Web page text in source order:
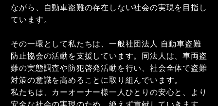
ながら、自動車盗難の存在しない社会の実現を目指し
ています。
その一環として私たちは、一般社団法人 自動車盗難
防止協会の活動を支援しています。同法人は、車両盗
難の実態調査や防犯啓発活動を行い、社会全体で盗難
対策の意識を高めることに取り組んでいます。
私たちは、カーオーナー様一人ひとりの安心と、より
安全な社会の実現のため、絶えず貢献していきます。